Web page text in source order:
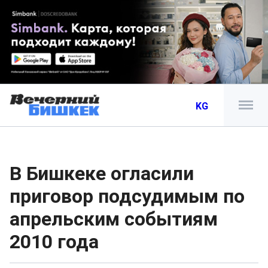
KG
В Бишкеке огласили
приговор подсудимым по
апрельским событиям
2010 года